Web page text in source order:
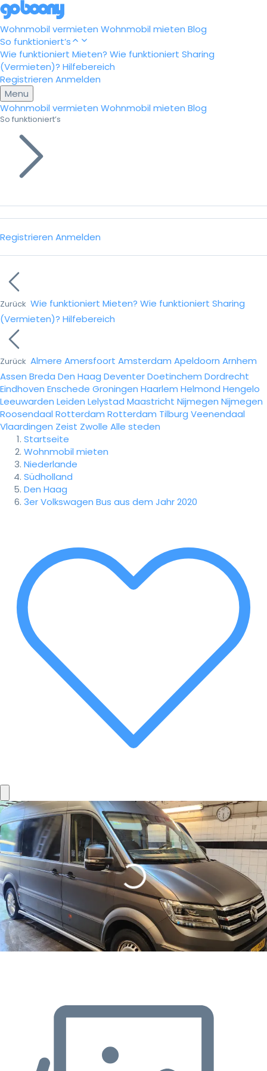
Wohnmobil vermieten Wohnmobil mieten Blog
So funktioniert’s
Wie funktioniert Mieten? Wie funktioniert Sharing
(Vermieten)? Hilfebereich
Registrieren Anmelden
Menu
Wohnmobil vermieten Wohnmobil mieten Blog
So funktioniert’s
Registrieren Anmelden
Zurück Wie funktioniert Mieten? Wie funktioniert Sharing
(Vermieten)? Hilfebereich
Zurück Almere Amersfoort Amsterdam Apeldoorn Arnhem
Assen Breda Den Haag DeventerDoetinchem Dordrecht
Eindhoven Enschede Groningen Haarlem Helmond Hengelo
Leeuwarden Leiden Lelystad Maastricht Nijmegen Nijmegen
Roosendaal Rotterdam Rotterdam Tilburg Veenendaal
Vlaardingen Zeist Zwolle Alle steden
Startseite
Wohnmobil mieten
Niederlande
Südholland
Den Haag
3er Volkswagen Bus aus dem Jahr 2020